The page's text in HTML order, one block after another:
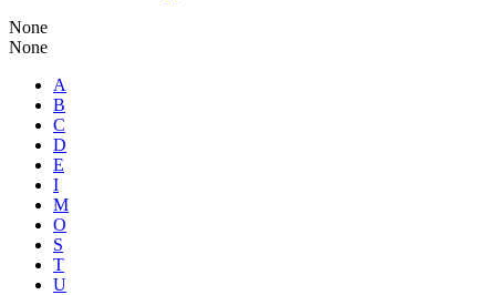
None
None
A
B
C
D
E
I
M
O
S
T
U